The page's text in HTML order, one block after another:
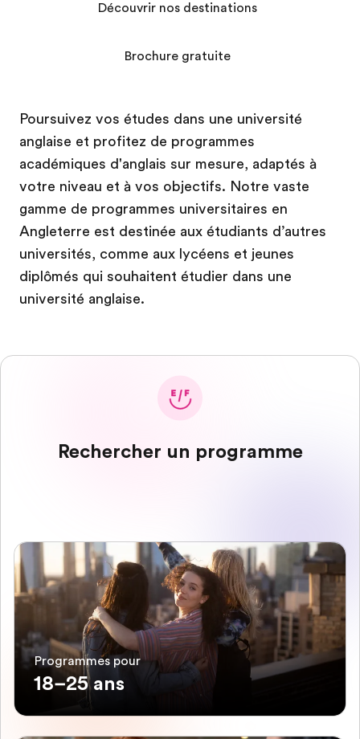
Poursuivez vos études dans une université
anglaise et profitez de programmes
académiques d'anglais sur mesure, adaptés à
votre niveau et à vos objectifs. Notre vaste
gamme de programmes universitaires en
Angleterre est destinée aux étudiants d’autres
universités, comme aux lycéens et jeunes
diplômés qui souhaitent étudier dans une
université anglaise.
Découvrir nos destinations
Brochure gratuite
Rechercher un programme
Programmes pour
18–25 ans